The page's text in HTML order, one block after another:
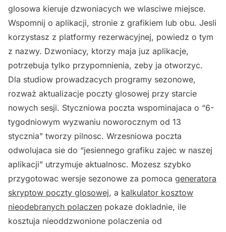
glosowa kieruje dzwoniacych we wlasciwe miejsce.
Wspomnij o aplikacji, stronie z grafikiem lub obu. Jesli
korzystasz z platformy rezerwacyjnej, powiedz o tym
z nazwy. Dzwoniacy, ktorzy maja juz aplikacje,
potrzebuja tylko przypomnienia, zeby ja otworzyc.
Dla studiow prowadzacych programy sezonowe,
rozważ aktualizacje poczty glosowej przy starcie
nowych sesji. Styczniowa poczta wspominajaca o “6-
tygodniowym wyzwaniu noworocznym od 13
stycznia” tworzy pilnosc. Wrzesniowa poczta
odwolujaca sie do “jesiennego grafiku zajec w naszej
aplikacji” utrzymuje aktualnosc. Mozesz szybko
przygotowac wersje sezonowe za pomoca generatora
skryptow poczty glosowej, a kalkulator kosztow
nieodebranych polaczen pokaze dokladnie, ile
kosztuja nieoddzwonione polaczenia od